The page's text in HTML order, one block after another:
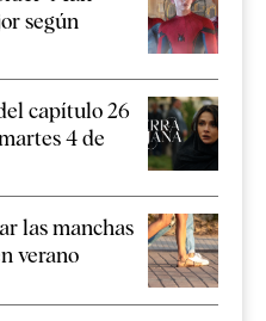
según
capítulo 26
4 de
las manchas
verano